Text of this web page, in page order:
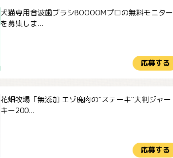
犬猫専用音波歯ブラシBOOOOMプロの無料モニター
を募集しま...
応募する
花畑牧場「無添加 エゾ鹿肉の"ステーキ"大判ジャー
キー200...
応募する